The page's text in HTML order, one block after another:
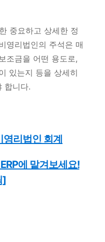
중요하고 상세한 정
영리법인의 주석은 매
조금을 어떤 용도로,
있는지 등을 상세히
합니다.
영리법인 회계
에 맡겨보세요!
]